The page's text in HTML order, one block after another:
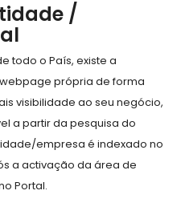
/
todo o País, existe a
própria de forma
visibilidade ao seu negócio,
a partir da pesquisa do
empresa é indexado no
a activação da área de
Portal.